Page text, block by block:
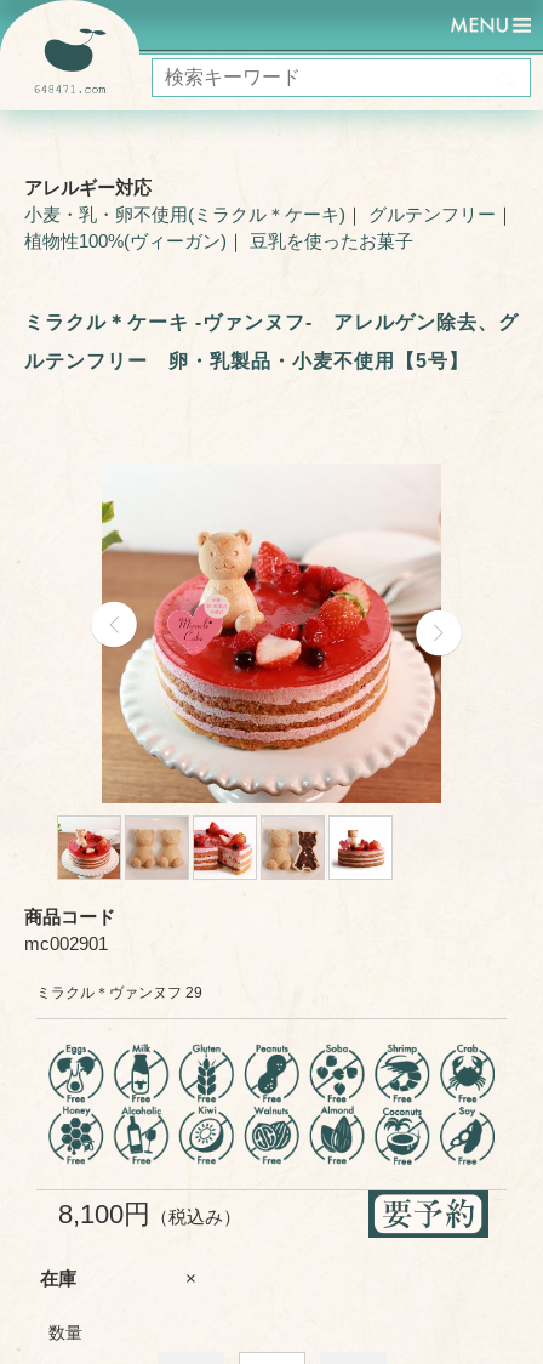
HOME ミラクルケーキ (ヴィーガン)
ミラクル＊ヴァンヌフ 29
ミラクル＊ケーキ -ヴァンヌフ- アレルゲン除去、グルテンフリー 卵・乳製
品・小麦不使用【5号】
アレルギー対応
小麦・乳・卵不使用(ミラクル＊ケーキ) ｜ グルテンフリー ｜
植物性100%(ヴィーガン) ｜ 豆乳を使ったお菓子
ミラクル＊ケーキ -ヴァンヌフ- アレルゲン除去、グ
ルテンフリー 卵・乳製品・小麦不使用【5号】
商品コード
mc002901
ミラクル＊ヴァンヌフ 29
8,100円 （税込み）
在庫 ×
数量